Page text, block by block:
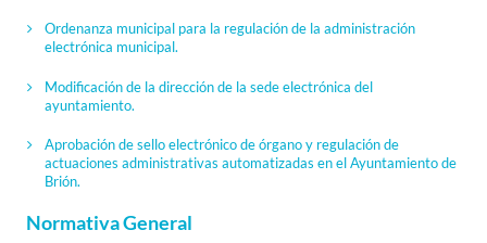
Ordenanza municipal para la regulación de la administración
electrónica municipal.
Modificación de la dirección de la sede electrónica del
ayuntamiento.
Aprobación de sello electrónico de órgano y regulación de
actuaciones administrativas automatizadas en el Ayuntamiento de
Brión.
Normativa General